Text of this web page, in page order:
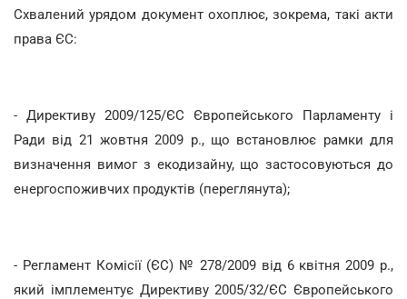
Схвалений урядом документ охоплює, зокрема, такі акти
права ЄС:
- Директиву 2009/125/ЄС Європейського Парламенту і
Ради від 21 жовтня 2009 р., що встановлює рамки для
визначення вимог з екодизайну, що застосовуються до
енергоспоживчих продуктів (переглянута);
- Регламент Комісії (ЄС) № 278/2009 від 6 квітня 2009 р.,
який імплементує Директиву 2005/32/ЄС Європейського